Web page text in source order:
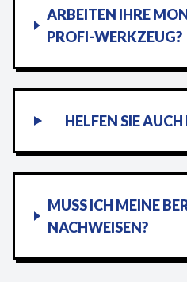
ARBEITEN IHRE
PROFI-WERKZEUG?
HELFEN SIE
MUSS ICH MEINE
NACHWEISEN?